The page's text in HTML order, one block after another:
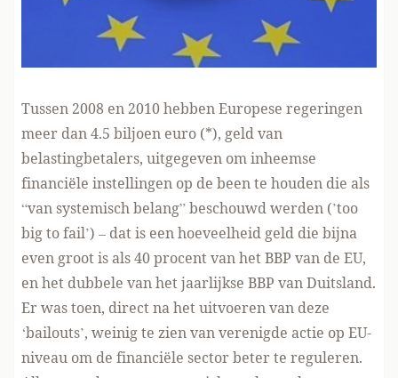
Tussen 2008 en 2010 hebben Europese regeringen
meer dan 4.5 biljoen euro (*), geld van
belastingbetalers, uitgegeven om inheemse
financiële instellingen op de been te houden die als
“van systemisch belang” beschouwd werden (’too
big to fail’) – dat is een hoeveelheid geld die bijna
even groot is als 40 procent van het BBP van de EU,
en het dubbele van het jaarlijkse BBP van Duitsland.
Er was toen, direct na het uitvoeren van deze
‘bailouts’, weinig te zien van verenigde actie op EU-
niveau om de financiële sector beter te reguleren.